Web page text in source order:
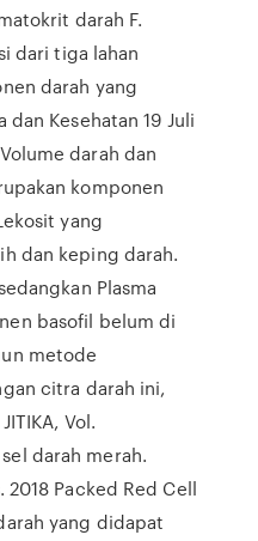
darah F.
dari tiga lahan
darah yang
Kesehatan 19 Juli
darah dan
komponen
yang
dan keping darah.
Plasma
basofil belum di
metode
citra darah ini,
Vol.
darah merah.
2018 Packed Red Cell
yang didapat